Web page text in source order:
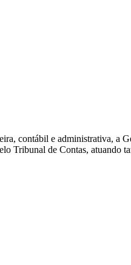
contábil e administrativa,
Tribunal de Contas, atuando